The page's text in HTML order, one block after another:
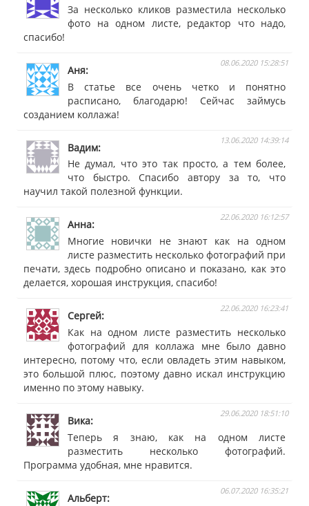
За несколько кликов разместила несколько
фото на одном листе, редактор что надо,
спасибо!
Аня
08.06.2020 15:28:51
В статье все очень четко и понятно
расписано, благодарю! Сейчас займусь
созданием коллажа!
Вадим
13.06.2020 14:39:14
Не думал, что это так просто, а тем более,
что быстро. Спасибо автору за то, что
научил такой полезной функции.
Анна
22.06.2020 16:12:57
Многие новички не знают как на одном
листе разместить несколько фотографий при
печати, здесь подробно описано и показано, как это
делается, хорошая инструкция, спасибо!
Сергей
22.06.2020 16:23:41
Как на одном листе разместить несколько
фотографий для коллажа мне было давно
интересно, потому что, если овладеть этим навыком,
это большой плюс, поэтому давно искал инструкцию
именно по этому навыку.
Вика
29.06.2020 18:51:10
Теперь я знаю, как на одном листе
разместить несколько фотографий.
Программа удобная, мне нравится.
Альберт
06.07.2020 16:35:21